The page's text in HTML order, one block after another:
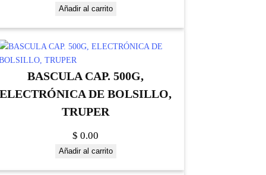
Añadir al carrito
BASCULA CAP. 500G,
ELECTRÓNICA DE BOLSILLO,
TRUPER
$ 0.00
Añadir al carrito